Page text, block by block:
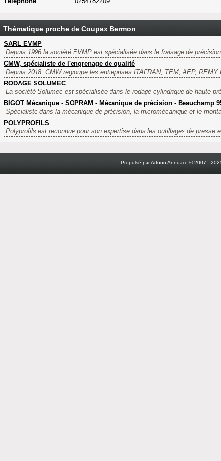
Thématique proche de Coupax Bermon
SARL EVMP
Depuis 1996 la société EVMP est spécialisée dans le fraisage de
CMW, spécialiste de l'engrenage de qualité
Depuis 2018, CMW regroupe les entreprises ITAFRAN, TEM, AEP,
RODAGE SOLUMEC
La société Solumec est spécialisée dans le rodage cylindrique de haute
BIGOT Mécanique - SOPRAM - Mécanique de précision - Beauchamp
Spécialiste dans la mécanique de précision, la micromécanique et le
POLYPROFILS
Polyprofils est reconnue pour son expertise dans les outillages de presse
Propulsé par Arfooo Annuaire © 2007 -